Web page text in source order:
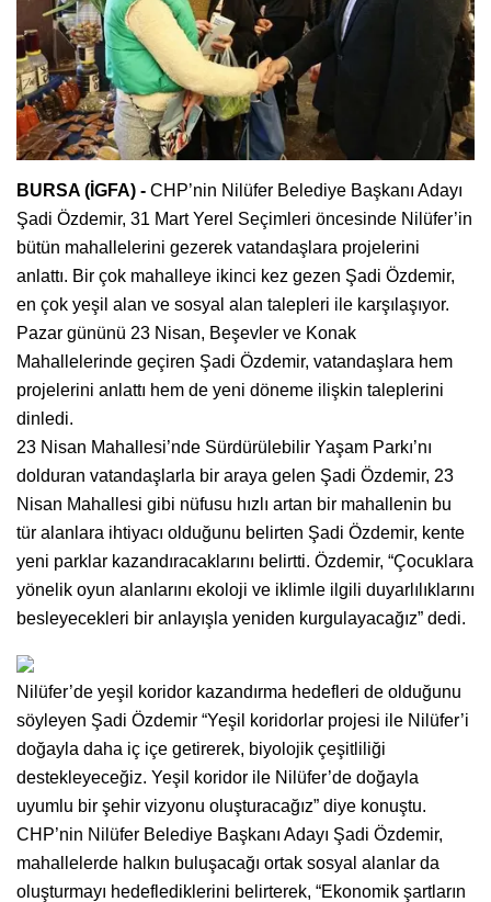
BURSA (İGFA) - CHP’nin Nilüfer Belediye Başkanı Adayı
Şadi Özdemir, 31 Mart Yerel Seçimleri öncesinde Nilüfer’in
bütün mahallelerini gezerek vatandaşlara projelerini
anlattı. Bir çok mahalleye ikinci kez gezen Şadi Özdemir,
en çok yeşil alan ve sosyal alan talepleri ile karşılaşıyor.
Pazar gününü 23 Nisan, Beşevler ve Konak
Mahallelerinde geçiren Şadi Özdemir, vatandaşlara hem
projelerini anlattı hem de yeni döneme ilişkin taleplerini
dinledi.
23 Nisan Mahallesi’nde Sürdürülebilir Yaşam Parkı’nı
dolduran vatandaşlarla bir araya gelen Şadi Özdemir, 23
Nisan Mahallesi gibi nüfusu hızlı artan bir mahallenin bu
tür alanlara ihtiyacı olduğunu belirten Şadi Özdemir, kente
yeni parklar kazandıracaklarını belirtti. Özdemir, “Çocuklara
yönelik oyun alanlarını ekoloji ve iklimle ilgili duyarlılıklarını
besleyecekleri bir anlayışla yeniden kurgulayacağız” dedi.
Nilüfer’de yeşil koridor kazandırma hedefleri de olduğunu
söyleyen Şadi Özdemir “Yeşil koridorlar projesi ile Nilüfer’i
doğayla daha iç içe getirerek, biyolojik çeşitliliği
destekleyeceğiz. Yeşil koridor ile Nilüfer’de doğayla
uyumlu bir şehir vizyonu oluşturacağız” diye konuştu.
CHP’nin Nilüfer Belediye Başkanı Adayı Şadi Özdemir,
mahallelerde halkın buluşacağı ortak sosyal alanlar da
oluşturmayı hedeflediklerini belirterek, “Ekonomik şartların